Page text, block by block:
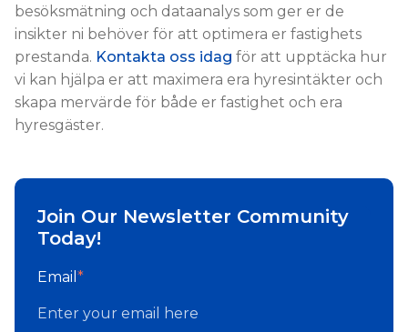
besöksmätning och dataanalys som ger er de
insikter ni behöver för att optimera er fastighets
prestanda. Kontakta oss idag för att upptäcka hur
vi kan hjälpa er att maximera era hyresintäkter och
skapa mervärde för både er fastighet och era
hyresgäster.
Join Our Newsletter Community
Today!
Email *